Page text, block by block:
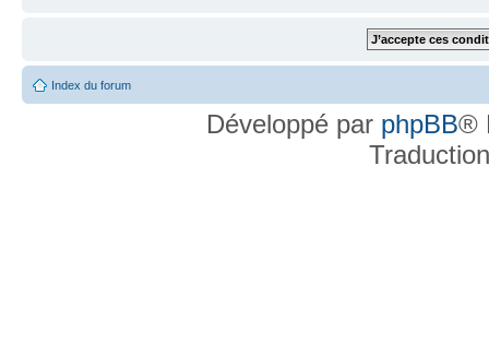
Index du forum
Développé par phpBB®